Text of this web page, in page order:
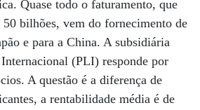
Quase todo o faturamento, que
bilhões, vem do fornecimento de
e para a China. A subsidiária
(PLI) responde por
A questão é a diferença de
a rentabilidade média é de